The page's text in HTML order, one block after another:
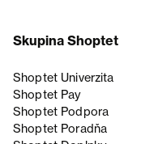
Skupina Shoptet
Shoptet Univerzita
Shoptet Pay
Shoptet Podpora
Shoptet Poradňa